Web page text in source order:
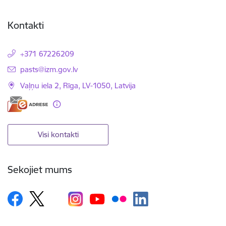
Kontakti
+371 67226209
E-pasts:
pasts@izm.gov.lv
Vaļņu iela 2, Rīga, LV-1050, Latvija
Visi kontakti
Sekojiet mums